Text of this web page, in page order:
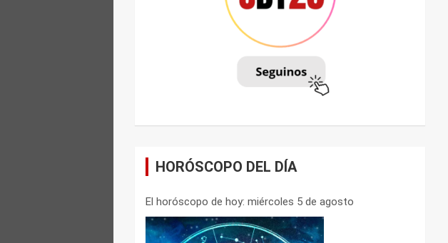
HORÓSCOPO DEL DÍA
El horóscopo de hoy: miércoles 5 de agosto